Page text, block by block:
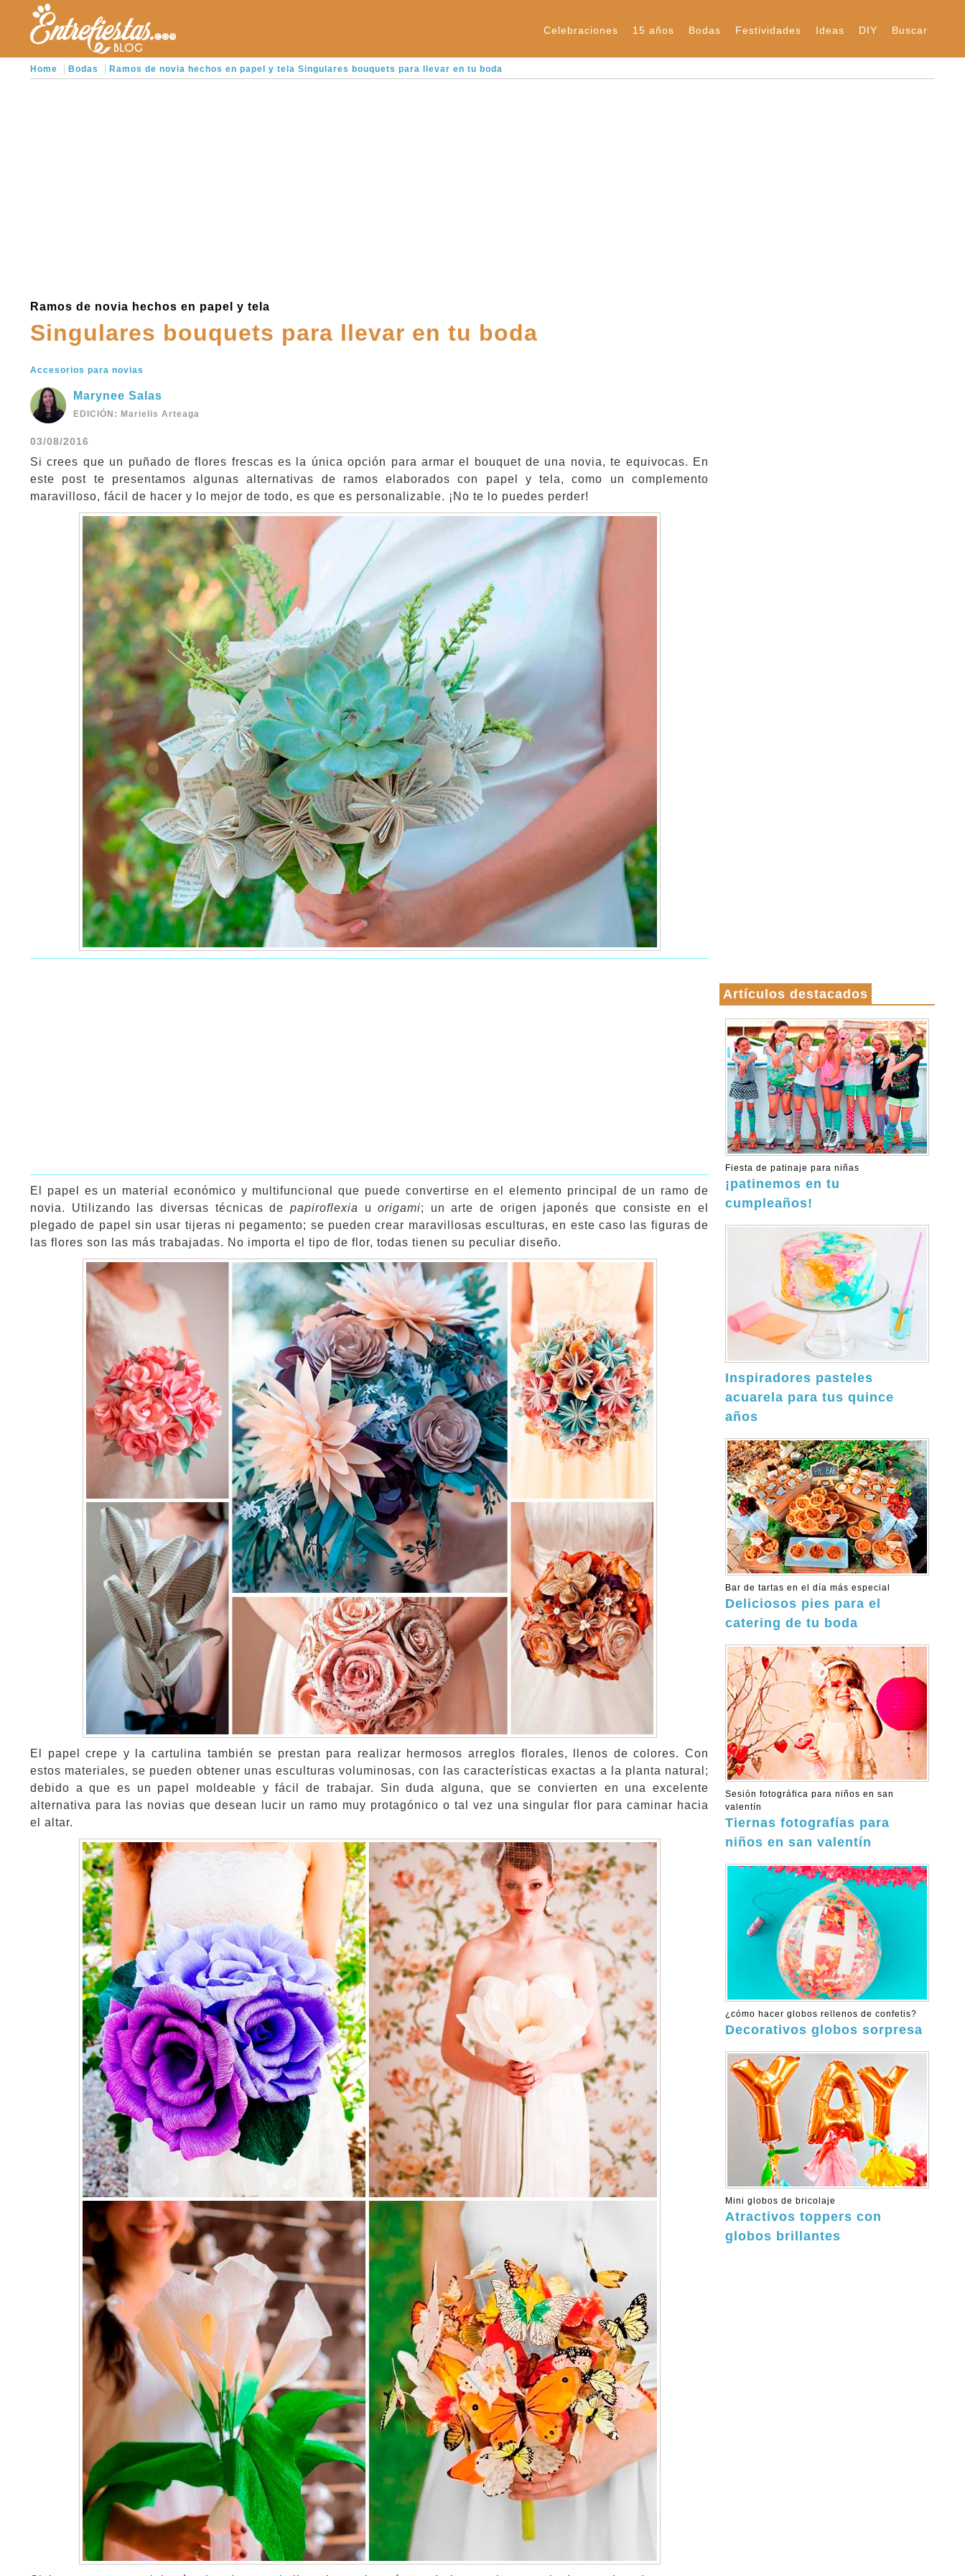
Celebraciones 15 años Bodas Festividades Ideas DIY Buscar
Home Bodas Ramos de novia hechos en papel y tela Singulares bouquets para llevar en tu boda
Ramos de novia hechos en papel y tela
Singulares bouquets para llevar en tu boda
Accesorios para novias
Marynee Salas
EDICIÓN: Marielis Arteaga
03/08/2016
Si crees que un puñado de flores frescas es la única opción para armar el bouquet de una novia, te equivocas. En
este post te presentamos algunas alternativas de ramos elaborados con papel y tela, como un complemento
maravilloso, fácil de hacer y lo mejor de todo, es que es personalizable. ¡No te lo puedes perder!
El papel es un material económico y multifuncional que puede convertirse en el elemento principal de un ramo de
novia. Utilizando las diversas técnicas de papiroflexia uorigami; un arte de origen japonés que consiste en el
plegado de papel sin usar tijeras ni pegamento; se pueden crear maravillosas esculturas, en este caso las figuras de
las flores son las más trabajadas. No importa el tipo de flor, todas tienen su peculiar diseño.
El papel crepe y la cartulina también se prestan para realizar hermosos arreglos florales, llenos de colores. Con
estos materiales, se pueden obtener unas esculturas voluminosas, con las características exactas a la planta natural;
debido a que es un papel moldeable y fácil de trabajar. Sin duda alguna, que se convierten en una excelente
alternativa para las novias que desean lucir un ramo muy protagónico o tal vez una singular flor para caminar hacia
el altar.
Artículos destacados
Fiesta de patinaje para niñas
¡patinemos en tu
cumpleaños!
Inspiradores pasteles
acuarela para tus quince
años
Bar de tartas en el día más especial
Deliciosos pies para el
catering de tu boda
Sesión fotográfica para niños en san
valentín
Tiernas fotografías para
niños en san valentín
¿cómo hacer globos rellenos de confetis?
Decorativos globos sorpresa
Mini globos de bricolaje
Atractivos toppers con
globos brillantes